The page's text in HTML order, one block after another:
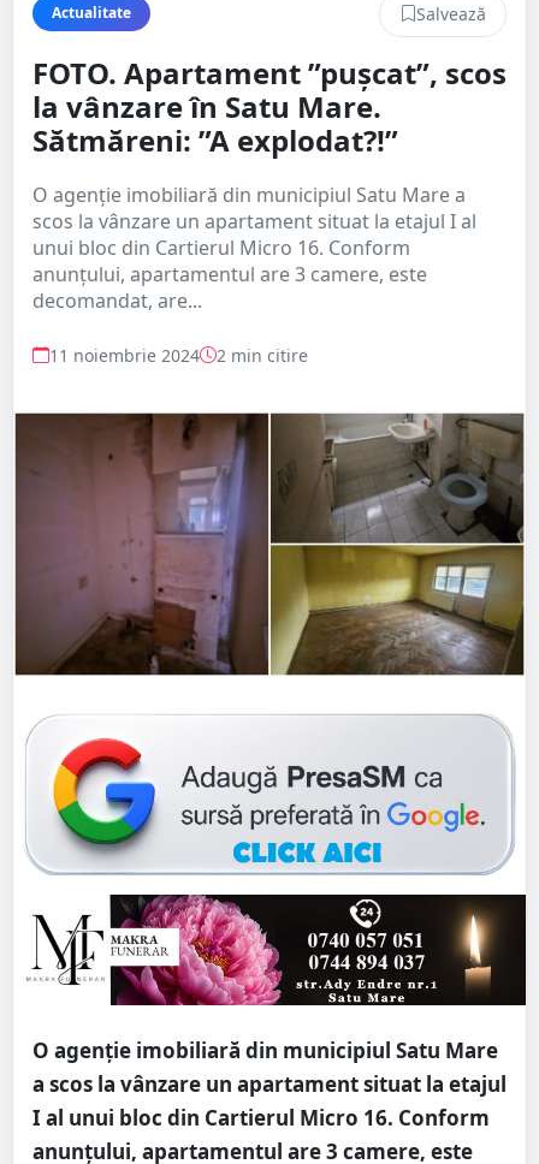
Actualitate Salvează
FOTO. Apartament ”pușcat”, scos
la vânzare în Satu Mare.
Sătmăreni: ”A explodat?!”
O agenție imobiliară din municipiul Satu Mare a
scos la vânzare un apartament situat la etajul I al
unui bloc din Cartierul Micro 16. Conform
anunțului, apartamentul are 3 camere, este
decomandat, are...
11 noiembrie 2024 2 min citire
O agenție imobiliară din municipiul Satu Mare
a scos la vânzare un apartament situat la etajul
I al unui bloc din Cartierul Micro 16. Conform
anunțului, apartamentul are 3 camere, este